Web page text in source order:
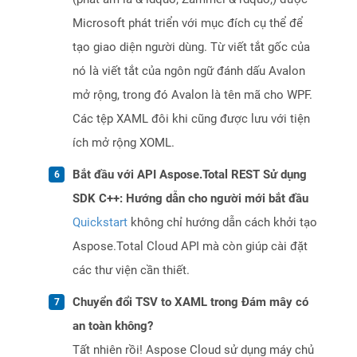
Microsoft phát triển với mục đích cụ thể để
tạo giao diện người dùng. Từ viết tắt gốc của
nó là viết tắt của ngôn ngữ đánh dấu Avalon
mở rộng, trong đó Avalon là tên mã cho WPF.
Các tệp XAML đôi khi cũng được lưu với tiện
ích mở rộng XOML.
Bắt đầu với API Aspose.Total REST Sử dụng
SDK C++: Hướng dẫn cho người mới bắt đầu
Quickstart không chỉ hướng dẫn cách khởi tạo
Aspose.Total Cloud API mà còn giúp cài đặt
các thư viện cần thiết.
Chuyển đổi TSV to XAML trong Đám mây có
an toàn không?
Tất nhiên rồi! Aspose Cloud sử dụng máy chủ